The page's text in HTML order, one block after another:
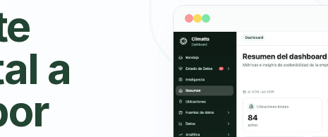
a